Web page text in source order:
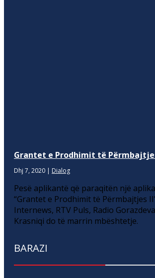
Grantet e Prodhimit të
Dhj 7, 2020 | Dialog
Pesë aplikantë që paraqitën një
“Grantet e Prodhimit të Përmbajtjes
Internews, RTV Puls, Radio
Krasniqi do të marrin mbështetje.
BARAZI